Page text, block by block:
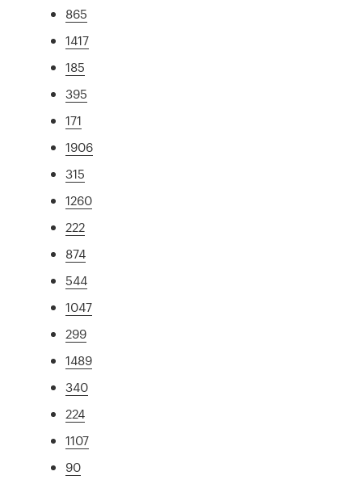
865
1417
185
395
171
1906
315
1260
222
874
544
1047
299
1489
340
224
1107
90